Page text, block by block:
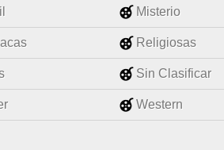
Misterio
Religiosas
Sin Clasificar
Western